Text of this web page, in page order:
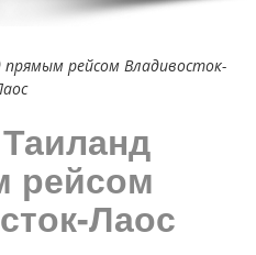
прямым рейсом Владивосток-
рейсом
Лаос